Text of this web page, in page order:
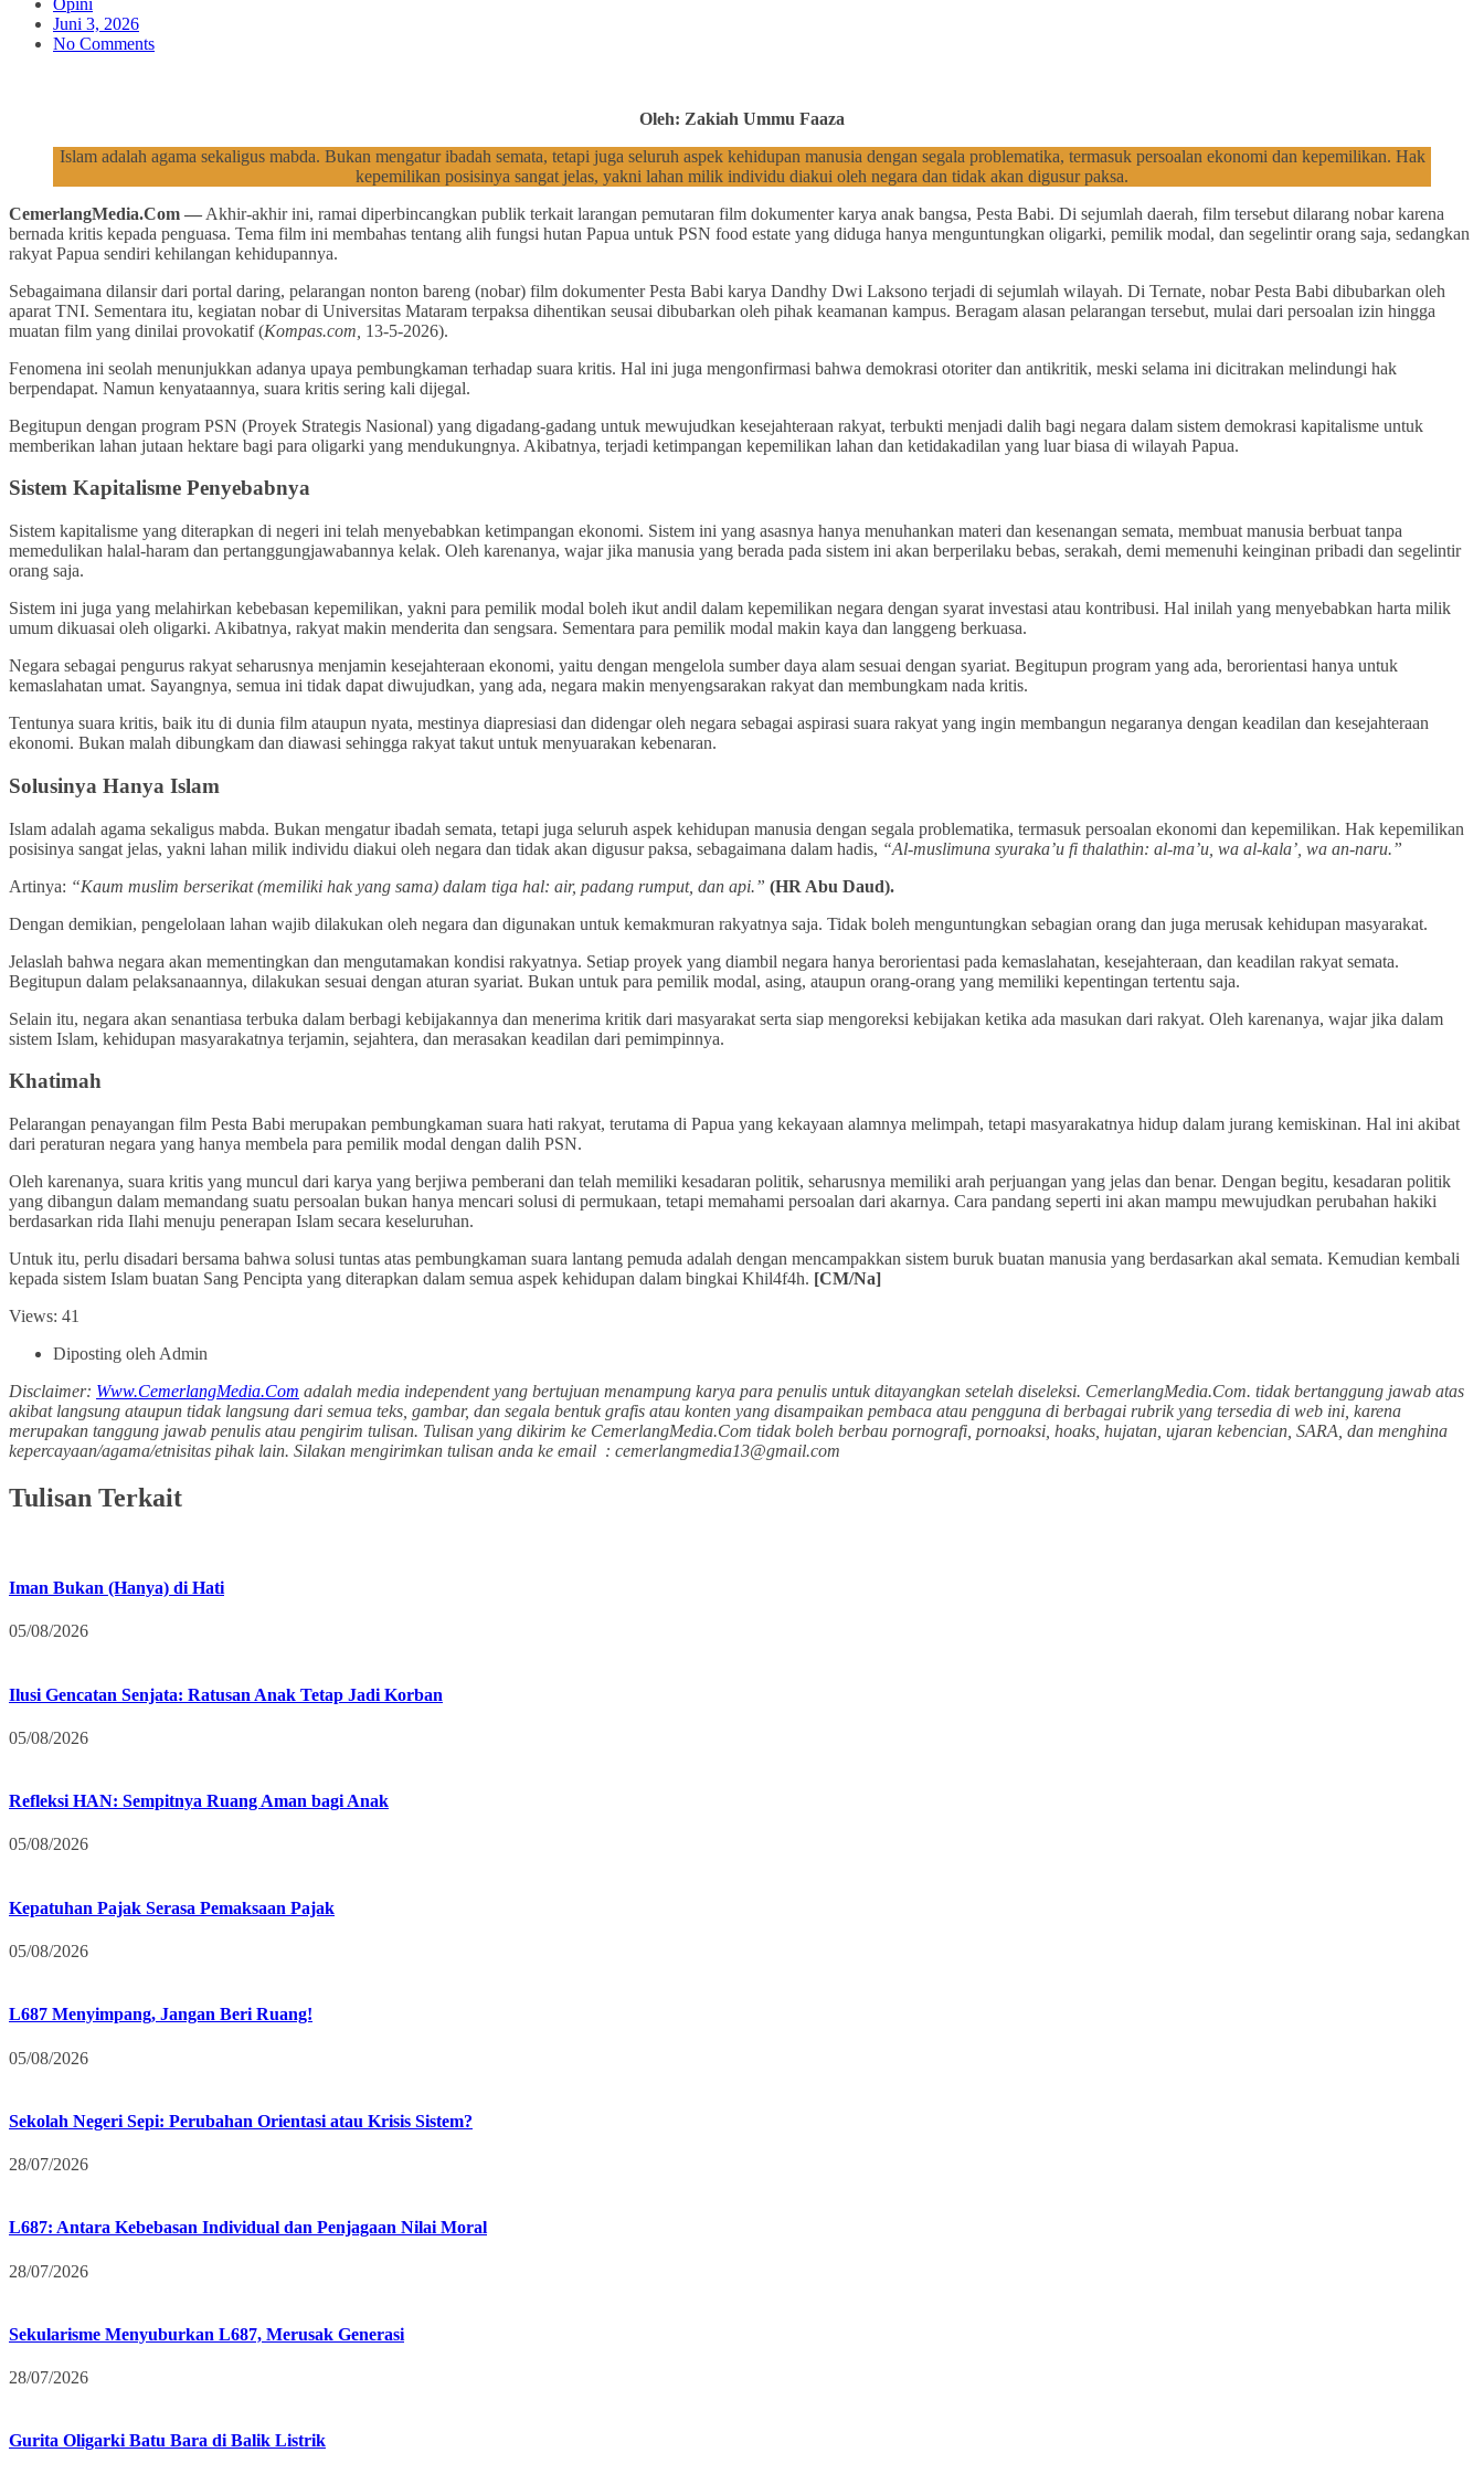
Juni 3, 2026
No Comments
Oleh: Zakiah Ummu Faaza
Islam adalah agama sekaligus mabda. Bukan mengatur ibadah semata, tetapi juga seluruh aspek kehidupan manusia dengan segala problematika, termasuk persoalan ekonomi dan kepemilikan. Hak
kepemilikan posisinya sangat jelas, yakni lahan milik individu diakui oleh negara dan tidak akan digusur paksa.
CemerlangMedia.Com — Akhir-akhir ini, ramai diperbincangkan publik terkait larangan pemutaran film dokumenter karya anak bangsa, Pesta Babi. Di sejumlah daerah, film tersebut dilarang nobar karena
bernada kritis kepada penguasa. Tema film ini membahas tentang alih fungsi hutan Papua untuk PSN food estate yang diduga hanya menguntungkan oligarki, pemilik modal, dan segelintir orang saja, sedangkan
rakyat Papua sendiri kehilangan kehidupannya.
Sebagaimana dilansir dari portal daring, pelarangan nonton bareng (nobar) film dokumenter Pesta Babi karya Dandhy Dwi Laksono terjadi di sejumlah wilayah. Di Ternate, nobar Pesta Babi dibubarkan oleh
aparat TNI. Sementara itu, kegiatan nobar di Universitas Mataram terpaksa dihentikan seusai dibubarkan oleh pihak keamanan kampus. Beragam alasan pelarangan tersebut, mulai dari persoalan izin hingga
muatan film yang dinilai provokatif (Kompas.com, 13-5-2026).
Fenomena ini seolah menunjukkan adanya upaya pembungkaman terhadap suara kritis. Hal ini juga mengonfirmasi bahwa demokrasi otoriter dan antikritik, meski selama ini dicitrakan melindungi hak
berpendapat. Namun kenyataannya, suara kritis sering kali dijegal.
Begitupun dengan program PSN (Proyek Strategis Nasional) yang digadang-gadang untuk mewujudkan kesejahteraan rakyat, terbukti menjadi dalih bagi negara dalam sistem demokrasi kapitalisme untuk
memberikan lahan jutaan hektare bagi para oligarki yang mendukungnya. Akibatnya, terjadi ketimpangan kepemilikan lahan dan ketidakadilan yang luar biasa di wilayah Papua.
Sistem Kapitalisme Penyebabnya
Sistem kapitalisme yang diterapkan di negeri ini telah menyebabkan ketimpangan ekonomi. Sistem ini yang asasnya hanya menuhankan materi dan kesenangan semata, membuat manusia berbuat tanpa
memedulikan halal-haram dan pertanggungjawabannya kelak. Oleh karenanya, wajar jika manusia yang berada pada sistem ini akan berperilaku bebas, serakah, demi memenuhi keinginan pribadi dan segelintir
orang saja.
Sistem ini juga yang melahirkan kebebasan kepemilikan, yakni para pemilik modal boleh ikut andil dalam kepemilikan negara dengan syarat investasi atau kontribusi. Hal inilah yang menyebabkan harta milik
umum dikuasai oleh oligarki. Akibatnya, rakyat makin menderita dan sengsara. Sementara para pemilik modal makin kaya dan langgeng berkuasa.
Negara sebagai pengurus rakyat seharusnya menjamin kesejahteraan ekonomi, yaitu dengan mengelola sumber daya alam sesuai dengan syariat. Begitupun program yang ada, berorientasi hanya untuk
kemaslahatan umat. Sayangnya, semua ini tidak dapat diwujudkan, yang ada, negara makin menyengsarakan rakyat dan membungkam nada kritis.
Tentunya suara kritis, baik itu di dunia film ataupun nyata, mestinya diapresiasi dan didengar oleh negara sebagai aspirasi suara rakyat yang ingin membangun negaranya dengan keadilan dan kesejahteraan
ekonomi. Bukan malah dibungkam dan diawasi sehingga rakyat takut untuk menyuarakan kebenaran.
Solusinya Hanya Islam
Islam adalah agama sekaligus mabda. Bukan mengatur ibadah semata, tetapi juga seluruh aspek kehidupan manusia dengan segala problematika, termasuk persoalan ekonomi dan kepemilikan. Hak kepemilikan
posisinya sangat jelas, yakni lahan milik individu diakui oleh negara dan tidak akan digusur paksa, sebagaimana dalam hadis, “Al-muslimuna syuraka’u fi thalathin: al-ma’u, wa al-kala’, wa an-naru.”
Artinya: “Kaum muslim berserikat (memiliki hak yang sama) dalam tiga hal: air, padang rumput, dan api.” (HR Abu Daud).
Dengan demikian, pengelolaan lahan wajib dilakukan oleh negara dan digunakan untuk kemakmuran rakyatnya saja. Tidak boleh menguntungkan sebagian orang dan juga merusak kehidupan masyarakat.
Jelaslah bahwa negara akan mementingkan dan mengutamakan kondisi rakyatnya. Setiap proyek yang diambil negara hanya berorientasi pada kemaslahatan, kesejahteraan, dan keadilan rakyat semata.
Begitupun dalam pelaksanaannya, dilakukan sesuai dengan aturan syariat. Bukan untuk para pemilik modal, asing, ataupun orang-orang yang memiliki kepentingan tertentu saja.
Selain itu, negara akan senantiasa terbuka dalam berbagi kebijakannya dan menerima kritik dari masyarakat serta siap mengoreksi kebijakan ketika ada masukan dari rakyat. Oleh karenanya, wajar jika dalam
sistem Islam, kehidupan masyarakatnya terjamin, sejahtera, dan merasakan keadilan dari pemimpinnya.
Khatimah
Pelarangan penayangan film Pesta Babi merupakan pembungkaman suara hati rakyat, terutama di Papua yang kekayaan alamnya melimpah, tetapi masyarakatnya hidup dalam jurang kemiskinan. Hal ini akibat
dari peraturan negara yang hanya membela para pemilik modal dengan dalih PSN.
Oleh karenanya, suara kritis yang muncul dari karya yang berjiwa pemberani dan telah memiliki kesadaran politik, seharusnya memiliki arah perjuangan yang jelas dan benar. Dengan begitu, kesadaran politik
yang dibangun dalam memandang suatu persoalan bukan hanya mencari solusi di permukaan, tetapi memahami persoalan dari akarnya. Cara pandang seperti ini akan mampu mewujudkan perubahan hakiki
berdasarkan rida Ilahi menuju penerapan Islam secara keseluruhan.
Untuk itu, perlu disadari bersama bahwa solusi tuntas atas pembungkaman suara lantang pemuda adalah dengan mencampakkan sistem buruk buatan manusia yang berdasarkan akal semata. Kemudian kembali
kepada sistem Islam buatan Sang Pencipta yang diterapkan dalam semua aspek kehidupan dalam bingkai Khil4f4h. [CM/Na]
Views: 41
Diposting oleh Admin
Disclaimer: Www.CemerlangMedia.Com adalah media independent yang bertujuan menampung karya para penulis untuk ditayangkan setelah diseleksi. CemerlangMedia.Com. tidak bertanggung jawab atas
akibat langsung ataupun tidak langsung dari semua teks, gambar, dan segala bentuk grafis atau konten yang disampaikan pembaca atau pengguna di berbagai rubrik yang tersedia di web ini, karena
merupakan tanggung jawab penulis atau pengirim tulisan. Tulisan yang dikirim ke CemerlangMedia.Com tidak boleh berbau pornografi, pornoaksi, hoaks, hujatan, ujaran kebencian, SARA, dan menghina
kepercayaan/agama/etnisitas pihak lain. Silakan mengirimkan tulisan anda ke email : cemerlangmedia13@gmail.com
Tulisan Terkait
Iman Bukan (Hanya) di Hati
05/08/2026
Ilusi Gencatan Senjata: Ratusan Anak Tetap Jadi Korban
05/08/2026
Refleksi HAN: Sempitnya Ruang Aman bagi Anak
05/08/2026
Kepatuhan Pajak Serasa Pemaksaan Pajak
05/08/2026
L687 Menyimpang, Jangan Beri Ruang!
05/08/2026
Sekolah Negeri Sepi: Perubahan Orientasi atau Krisis Sistem?
28/07/2026
L687: Antara Kebebasan Individual dan Penjagaan Nilai Moral
28/07/2026
Sekularisme Menyuburkan L687, Merusak Generasi
28/07/2026
Gurita Oligarki Batu Bara di Balik Listrik